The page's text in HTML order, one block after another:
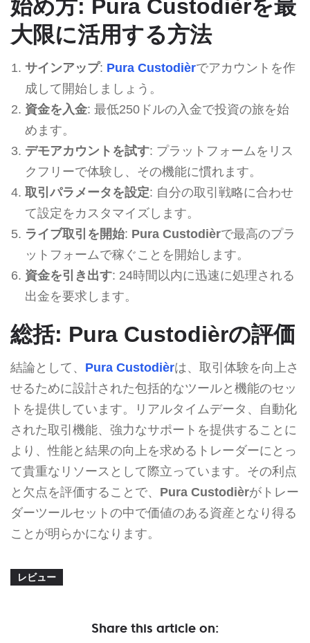
始め方: Pura Custodièrを最
大限に活用する方法
サインアップ: Pura Custodièrでアカウントを作
成して開始しましょう。
資金を入金: 最低250ドルの入金で投資の旅を始
めます。
デモアカウントを試す: プラットフォームをリス
クフリーで体験し、その機能に慣れます。
取引パラメータを設定: 自分の取引戦略に合わせ
て設定をカスタマイズします。
ライブ取引を開始: Pura Custodièrで最高のプラ
ットフォームで稼ぐことを開始します。
資金を引き出す: 24時間以内に迅速に処理される
出金を要求します。
総括: Pura Custodièrの評価
結論として、 Pura Custodièrは、取引体験を向上さ
せるために設計された包括的なツールと機能のセッ
トを提供しています。リアルタイムデータ、自動化
された取引機能、強力なサポートを提供することに
より、性能と結果の向上を求めるトレーダーにとっ
て貴重なリソースとして際立っています。その利点
と欠点を評価することで、 Pura Custodièrがトレー
ダーツールセットの中で価値のある資産となり得る
ことが明らかになります。
レビュー
Share this article on: